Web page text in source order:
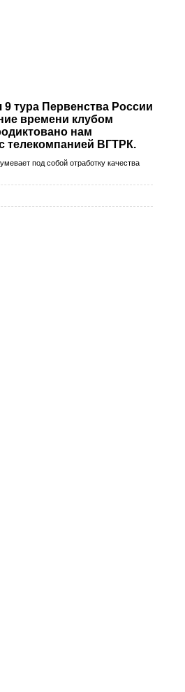
тура Первенства России
времени клубом
нам
телекомпанией ВГТРК.
под собой отработку качества